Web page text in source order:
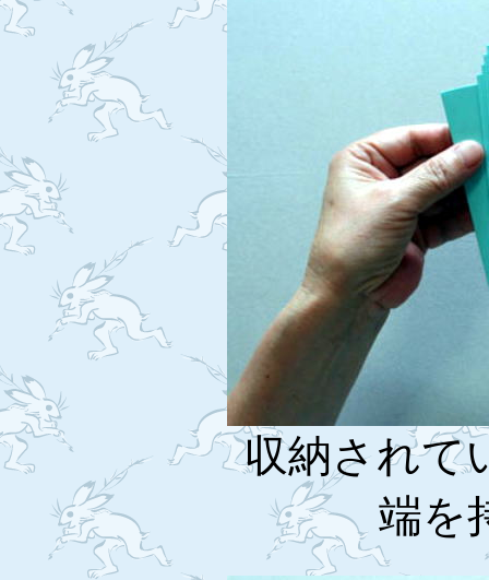
収納されて
端を